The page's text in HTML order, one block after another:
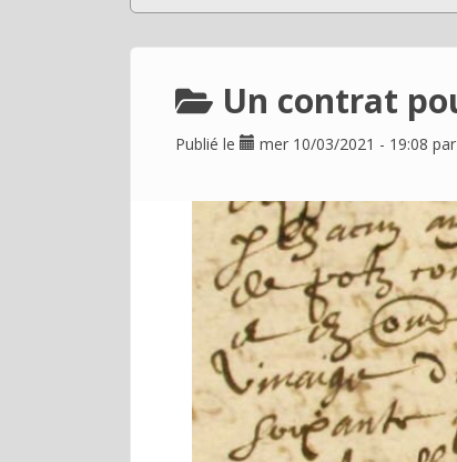
Un contrat
Publié le mer 10/03/2021 - 19:08 par
Image